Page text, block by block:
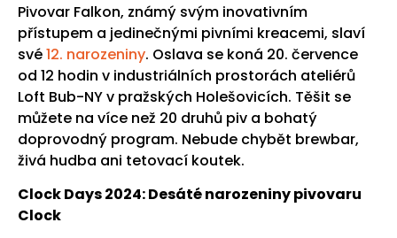
Pivovar Falkon, známý svým inovativním
přístupem a jedinečnými pivními kreacemi, slaví
své12. narozeniny. Oslava se koná 20. července
od 12 hodin v industriálních prostorách ateliérů
Loft Bub-NY v pražských Holešovicích. Těšit se
můžete na více než 20 druhů piv a bohatý
doprovodný program. Nebude chybět brewbar,
živá hudba ani tetovací koutek.
Clock Days 2024: Desáté narozeniny pivovaru
Clock